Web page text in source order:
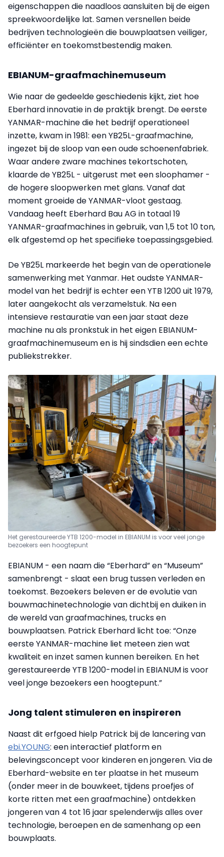
eigenschappen die naadloos aansluiten bij de eigen
spreekwoordelijke lat. Samen versnellen beide
bedrijven technologieën die bouwplaatsen veiliger,
efficiënter en toekomstbestendig maken.
EBIANUM-graafmachinemuseum
Wie naar de gedeelde geschiedenis kijkt, ziet hoe
Eberhard innovatie in de praktijk brengt. De eerste
YANMAR-machine die het bedrijf operationeel
inzette, kwam in 1981: een YB25L-graafmachine,
ingezet bij de sloop van een oude schoenenfabriek.
Waar andere zware machines tekortschoten,
klaarde de YB25L - uitgerust met een sloophamer -
de hogere sloopwerken met glans. Vanaf dat
moment groeide de YANMAR-vloot gestaag.
Vandaag heeft Eberhard Bau AG in totaal 19
YANMAR-graafmachines in gebruik, van 1,5 tot 10 ton,
elk afgestemd op het specifieke toepassingsgebied.
De YB25L markeerde het begin van de operationele
samenwerking met Yanmar. Het oudste YANMAR-
model van het bedrijf is echter een YTB 1200 uit 1979,
later aangekocht als verzamelstuk. Na een
intensieve restauratie van een jaar staat deze
machine nu als pronkstuk in het eigen EBIANUM-
graafmachinemuseum en is hij sindsdien een echte
publiekstrekker.
Het gerestaureerde YTB 1200-model in EBIANUM is voor veel jonge
bezoekers een hoogtepunt
EBIANUM - een naam die “Eberhard” en “Museum”
samenbrengt - slaat een brug tussen verleden en
toekomst. Bezoekers beleven er de evolutie van
bouwmachinetechnologie van dichtbij en duiken in
de wereld van graafmachines, trucks en
bouwplaatsen. Patrick Eberhard licht toe: “Onze
eerste YANMAR-machine liet meteen zien wat
kwaliteit en inzet samen kunnen bereiken. En het
gerestaureerde YTB 1200-model in EBIANUM is voor
veel jonge bezoekers een hoogtepunt.”
Jong talent stimuleren en inspireren
Naast dit erfgoed hielp Patrick bij de lancering van
ebi.YOUNG: een interactief platform en
belevingsconcept voor kinderen en jongeren. Via de
Eberhard-website en ter plaatse in het museum
(onder meer in de bouwkeet, tijdens proefjes of
korte ritten met een graafmachine) ontdekken
jongeren van 4 tot 16 jaar spelenderwijs alles over
technologie, beroepen en de samenhang op een
bouwplaats.